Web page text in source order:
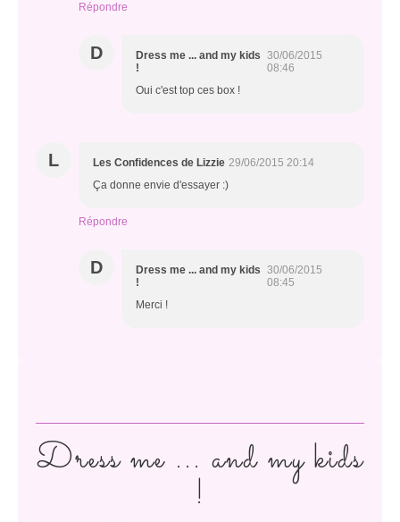
Répondre
D
Dress me ... and my kids
!
30/06/2015
08:46
Oui c'est top ces box !
L Les Confidences de Lizzie 29/06/2015 20:14
Ça donne envie d'essayer :)
Répondre
D
Dress me ... and my kids
!
30/06/2015
08:45
Merci !
Dress me ... and my kids
!